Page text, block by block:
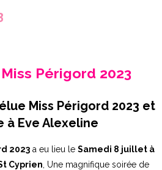
Périgord 2023
Miss Périgord 2023 et
à Eve Alexeline
2023a eu lieu le Samedi 8 juillet à
Cyprien , Une magnifique soirée de